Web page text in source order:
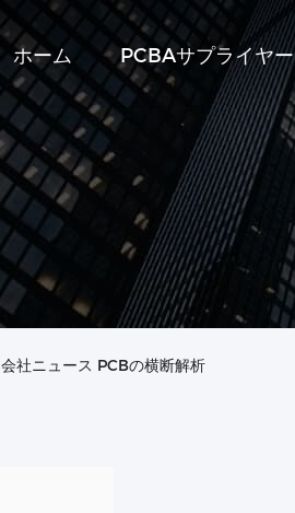
ホーム PCBAサプライヤー
会社ニュース PCBの横断解析